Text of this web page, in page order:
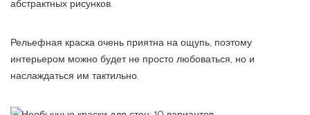
абстрактных рисунков.
Рельефная краска очень приятна на ощупь, поэтому
интерьером можно будет не просто любоваться, но и
наслаждаться им тактильно.